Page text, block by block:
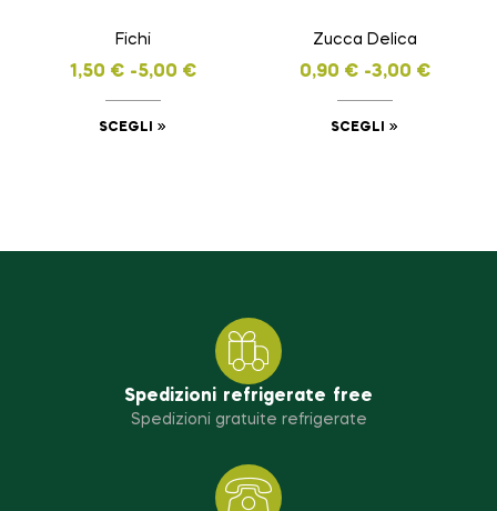
Fichi
1,50 € -5,00 €
SCEGLI
Zucca Delica
0,90 € -3,00 €
SCEGLI
Spedizioni refrigerate free
Spedizioni gratuite refrigerate